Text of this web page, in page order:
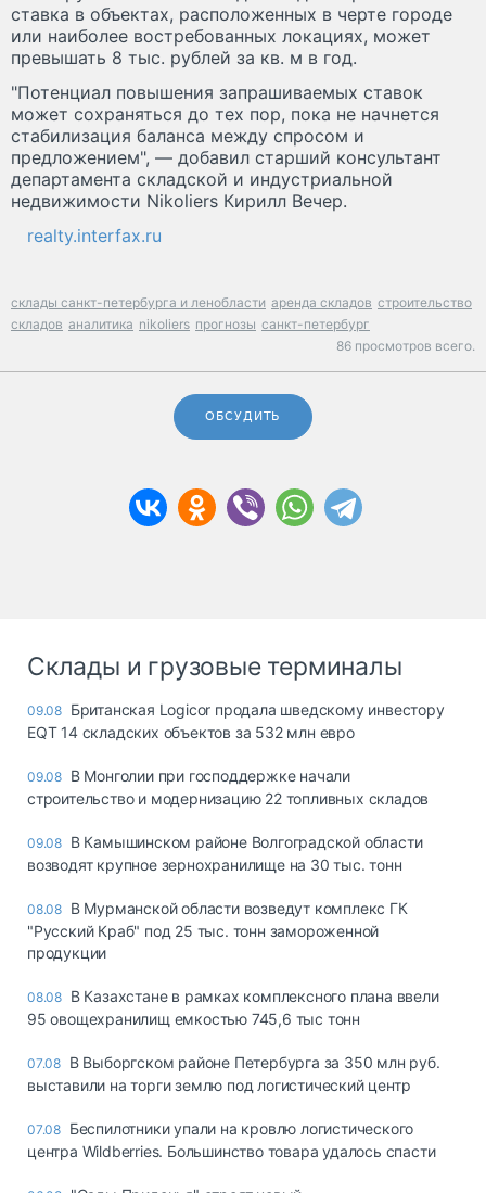
ставка в объектах, расположенных в черте городе
или наиболее востребованных локациях, может
превышать 8 тыс. рублей за кв. м в год.
"Потенциал повышения запрашиваемых ставок
может сохраняться до тех пор, пока не начнется
стабилизация баланса между спросом и
предложением", — добавил старший консультант
департамента складской и индустриальной
недвижимости Nikoliers Кирилл Вечер.
realty.interfax.ru
склады санкт-петербурга и ленобласти аренда складов строительство
складов аналитика nikoliers прогнозы санкт-петербург
86 просмотров всего.
ОБСУДИТЬ
Склады и грузовые терминалы
09.08 Британская Logicor продала шведскому инвестору
EQT 14 складских объектов за 532 млн евро
09.08 В Монголии при господдержке начали
строительство и модернизацию 22 топливных складов
09.08 В Камышинском районе Волгоградской области
возводят крупное зернохранилище на 30 тыс. тонн
08.08 В Мурманской области возведут комплекс ГК
"Русский Краб" под 25 тыс. тонн замороженной
продукции
08.08 В Казахстане в рамках комплексного плана ввели
95 овощехранилищ емкостью 745,6 тыс тонн
07.08 В Выборгском районе Петербурга за 350 млн руб.
выставили на торги землю под логистический центр
07.08 Беспилотники упали на кровлю логистического
центра Wildberries. Большинство товара удалось спасти